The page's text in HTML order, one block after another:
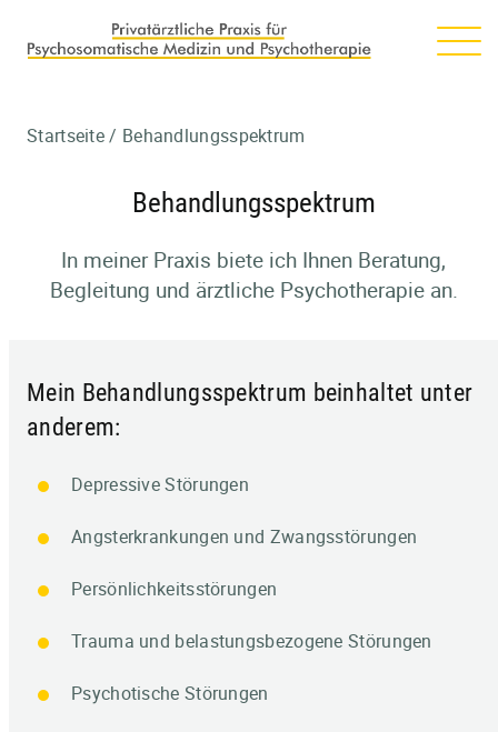
Startseite/ Behandlungsspektrum
Behandlungsspektrum
In meiner Praxis biete ich Ihnen Beratung,
Begleitung und ärztliche Psychotherapie an.
Mein Behandlungsspektrum beinhaltet unter
anderem:
Depressive Störungen
Angsterkrankungen und Zwangsstörungen
Persönlichkeitsstörungen
Trauma und belastungsbezogene Störungen
Psychotische Störungen